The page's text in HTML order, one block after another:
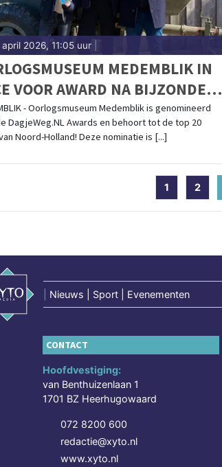
april 2026, 11:05 uur
MEDEMBLIK IN
VOOR AWARD NA BIJZONDERE
- Oorlogsmuseum Medemblik is genomineerd
DagjeWeg.NL Awards en behoort tot de top 20
Noord-Holland! Deze nominatie is [...]
1 2
Nieuws | Sport | Evenementen
CONTACT
Hoofdvestiging:
van Benthuizenlaan 1
1701 BZ Heerhugowaard
072 8200 600
redactie@xyto.nl
www.xyto.nl